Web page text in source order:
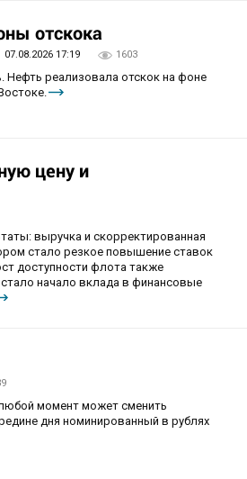
отскока
07.08.2026 17:19 1603
Нефть реализовала отскок на фоне
цену и
выручка и скорректированная
стало резкое повышение ставок
доступности флота также
начало вклада в финансовые
момент может сменить
дня номинированный в рублях